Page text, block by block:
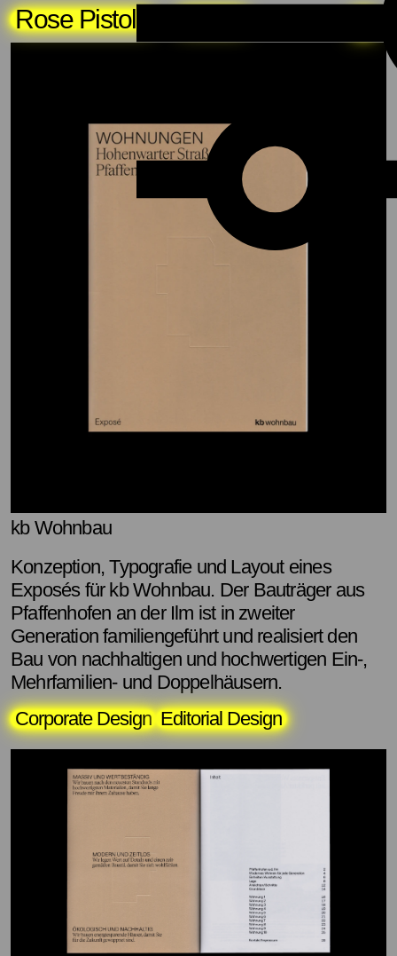
Rose Pistola
kb Wohnbau
Konzeption, Typografie und Layout eines
Exposés für kb Wohnbau. Der Bauträger aus
Pfaffenhofen an der Ilm ist in zweiter
Generation familiengeführt und realisiert den
Bau von nachhaltigen und hochwertigen Ein-,
Mehrfamilien- und Doppelhäusern.
Corporate Design Editorial Design